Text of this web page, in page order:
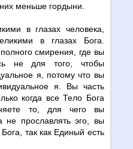
меньше гордыни.
в глазах человека,
в глазах Бога.
смирения, где вы
не для того, чтобы
я, потому что вы
я. Вы часть
когда все Тело Бога
то, для чего вы
прославлять эго, вы
так как Единый есть